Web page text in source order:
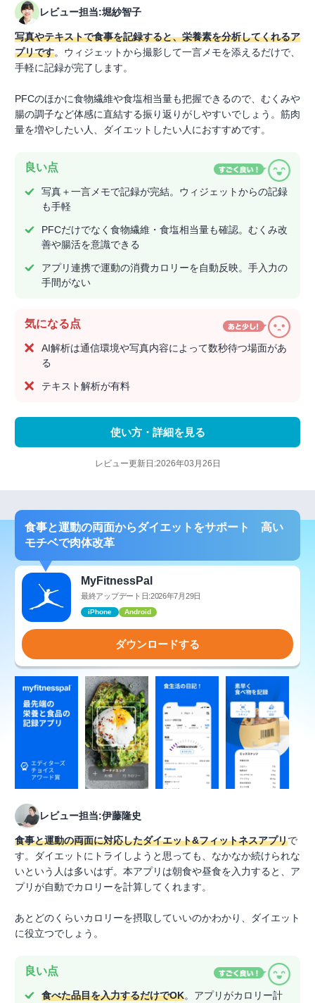
レビュー担当:堀紗智子
写真やテキストで食事を記録すると、栄養素を分析してくれるア
プリです。ウィジェットから撮影して一言メモを添えるだけで、
手軽に記録が完了します。
PFCのほかに食物繊維や食塩相当量も把握できるので、むくみや
腸の調子など体感に直結する振り返りがしやすいでしょう。筋肉
量を増やしたい人、ダイエットしたい人におすすめです。
良い点
写真＋一言メモで記録が完結。ウィジェットからの記録
も手軽
PFCだけでなく食物繊維・食塩相当量も確認。むくみ改
善や腸活を意識できる
アプリ連携で運動の消費カロリーを自動反映。手入力の
手間がない
気になる点
AI解析は通信環境や写真内容によって数秒待つ場面があ
る
テキスト解析が有料
使い方・詳細を見る
レビュー更新日:2026年03月26日
食事と運動の両面からダイエットをサポート 高い
モチベで肉体改革
MyFitnessPal
最終アップデート日:2026年7月29日
iPhone Android
ダウンロードする
レビュー担当:伊藤隆史
食事と運動の両面に対応したダイエット&フィットネスアプリで
す。ダイエットにトライしようと思っても、なかなか続けられな
いという人は多いはず。本アプリは朝食や昼食を入力すると、ア
プリが自動でカロリーを計算してくれます。
あとどのくらいカロリーを摂取していいのかわかり、ダイエット
に役立つでしょう。
良い点
食べた品目を入力するだけでOK。アプリがカロリー計